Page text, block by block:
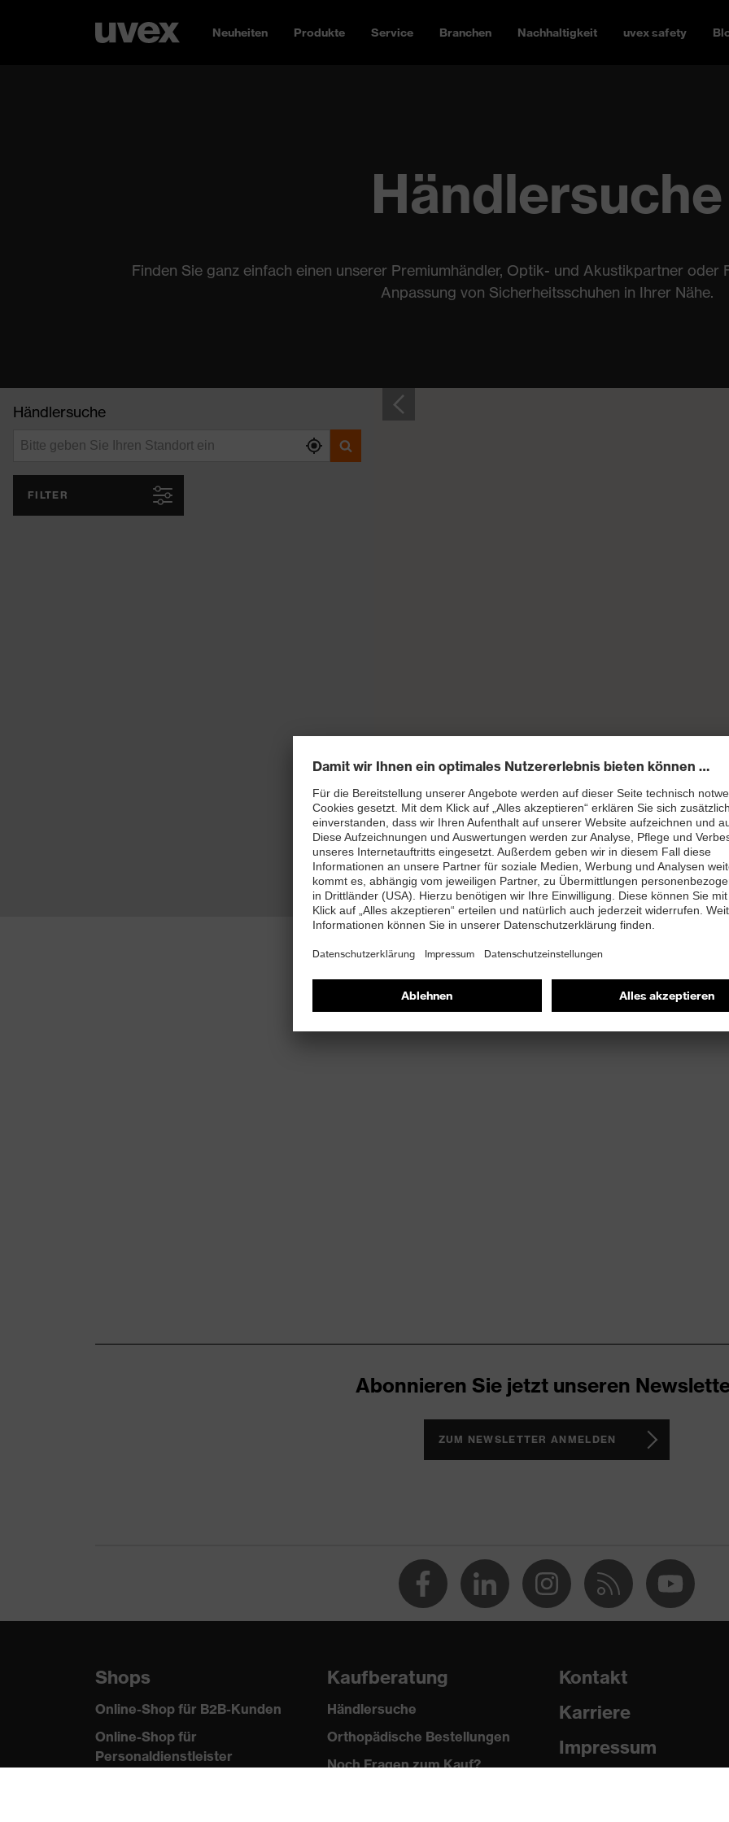
Neuheiten Produkte Service Branchen Nachhaltigkeit uvex safety
Händlersuche
Finden Sie ganz einfach einen unserer Premiumhändler, Optik- und Akustikpartner
Anpassung von Sicherheitsschuhen in Ihrer Nähe.
Händlersuche
FILTER
Abonnieren Sie jetzt unseren
ZUM NEWSLETTER ANMELDEN
Shops
Online-Shop für B2B-Kunden
Online-Shop für
Personaldienstleister
Kaufberatung
Händlersuche
Orthopädische Bestellungen
Noch Fragen zum Kauf?
Kontakt
Karriere
Impressum